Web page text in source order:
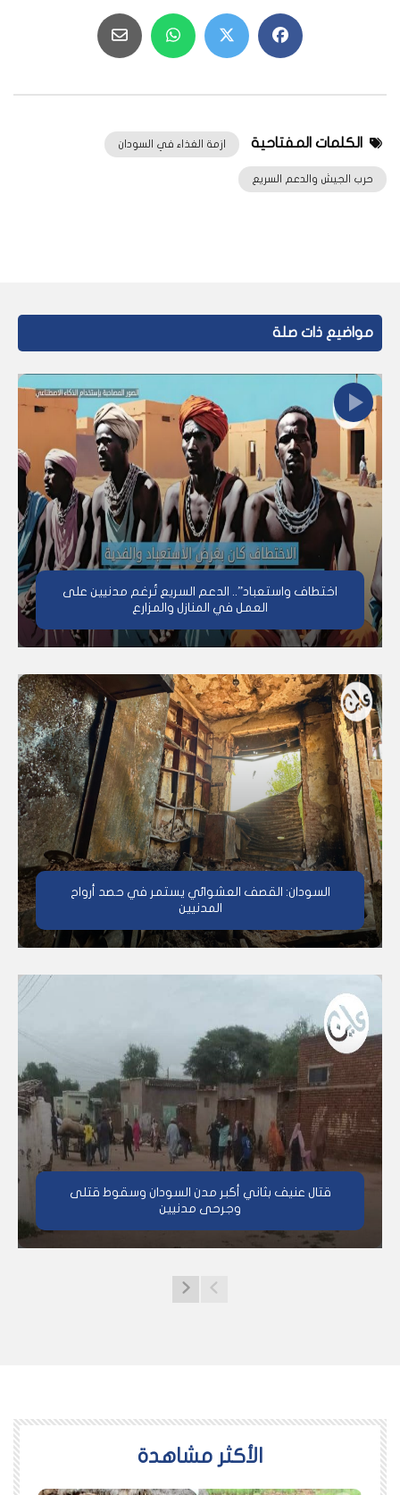
الكلمات المفتاحية ازمة الغذاء في السودان
حرب الجيش والدعم السريع
مواضيع ذات صلة
اختطاف واستعباد”.. الدعم السريع تُرغم مدنيين على
العمل في المنازل والمزارع
السودان: القصف العشوائي يستمر في حصد أرواح
المدنيين
قتال عنيف بثاني أكبر مدن السودان وسقوط قتلى
وجرحى مدنيين
اﻷكثر مشاهدة